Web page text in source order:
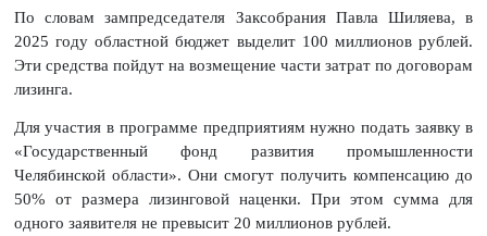
По словам зампредседателя Заксобрания Павла Шиляева, в
2025 году областной бюджет выделит 100 миллионов рублей.
Эти средства пойдут на возмещение части затрат по договорам
лизинга.
Для участия в программе предприятиям нужно подать заявку в
«Государственный фонд развития промышленности
Челябинской области». Они смогут получить компенсацию до
50% от размера лизинговой наценки. При этом сумма для
одного заявителя не превысит 20 миллионов рублей.